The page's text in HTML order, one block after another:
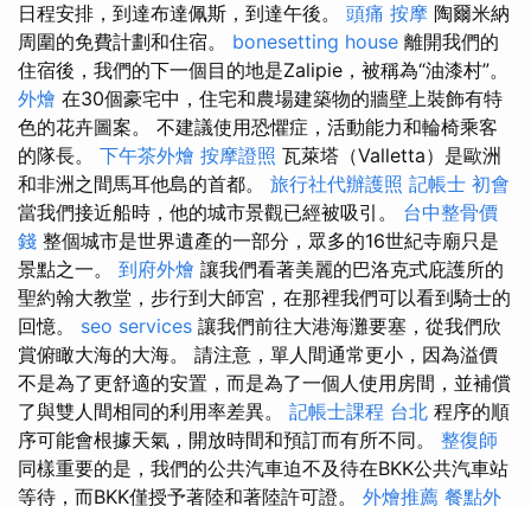
日程安排，到達布達佩斯，到達午後。 頭痛 按摩 陶爾米納
周圍的免費計劃和住宿。 bonesetting house 離開我們的
住宿後，我們的下一個目的地是Zalipie，被稱為“油漆村”。
外燴 在30個豪宅中，住宅和農場建築物的牆壁上裝飾有特
色的花卉圖案。 不建議使用恐懼症，活動能力和輪椅乘客
的隊長。 下午茶外燴 按摩證照 瓦萊塔（Valletta）是歐洲
和非洲之間馬耳他島的首都。 旅行社代辦護照 記帳士 初會
當我們接近船時，他的城市景觀已經被吸引。 台中整骨價
錢 整個城市是世界遺產的一部分，眾多的16世紀寺廟只是
景點之一。 到府外燴 讓我們看著美麗的巴洛克式庇護所的
聖約翰大教堂，步行到大師宮，在那裡我們可以看到騎士的
回憶。 seo services 讓我們前往大港海灘要塞，從我們欣
賞俯瞰大海的大海。 請注意，單人間通常更小，因為溢價
不是為了更舒適的安置，而是為了一個人使用房間，並補償
了與雙人間相同的利用率差異。 記帳士課程 台北 程序的順
序可能會根據天氣，開放時間和預訂而有所不同。 整復師
同樣重要的是，我們的公共汽車迫不及待在BKK公共汽車站
等待，而BKK僅授予著陸和著陸許可證。 外燴推薦 餐點外